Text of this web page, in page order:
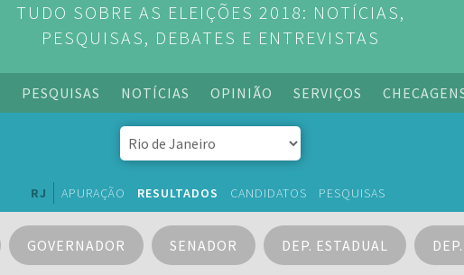
TUDO SOBRE AS ELEIÇÕES 2018: NOTÍCIAS,
PESQUISAS, DEBATES E ENTREVISTAS
PESQUISAS NOTÍCIAS OPINIÃO SERVIÇOS
RJ APURAÇÃO RESULTADOS CANDIDATOS PESQUISAS
GOVERNADOR SENADOR DEP. ESTADUAL